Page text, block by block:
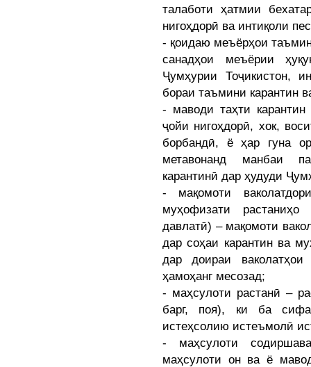
талаботи ҳатмии
нигоҳдорӣ ва интиқоли
- қоидаю меъёрҳои
санадҳои меъёрии
Ҷумҳурии Тоҷикистон,
бораи таъмини карантин
- маводи таҳти
ҷойи нигоҳдорӣ, хок,
борбандӣ, ё ҳар гуна
метавонанд манбаи
карантинӣ дар ҳудуди
- мақомоти
муҳофизати
давлатӣ) – мақомоти
дар соҳаи карантин ва
дар доираи
ҳамоҳанг месозад;
- маҳсулоти растанӣ –
барг, поя), ки ба
истеҳсолию истеъмолӣ
- маҳсулоти
маҳсулоти он ва ё